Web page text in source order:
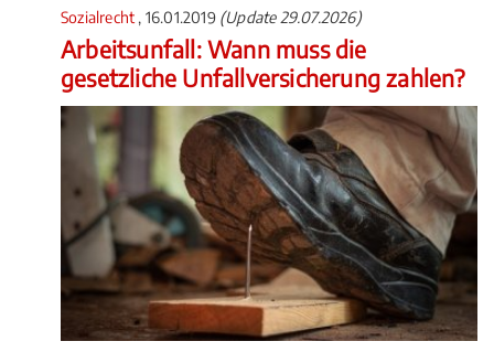
Sozialrecht , 16.01.2019 (Update 29.07.2026)
Arbeitsunfall: Wann muss die
gesetzliche Unfallversicherung zahlen?